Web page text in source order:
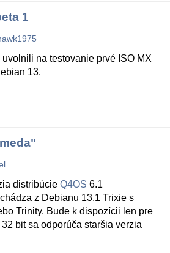
1
na testovanie prvé ISO MX
13.
distribúcie Q4OS 6.1
z Debianu 13.1 Trixie s
Trinity. Bude k dispozícii len pre
bit sa odporúča staršia verzia